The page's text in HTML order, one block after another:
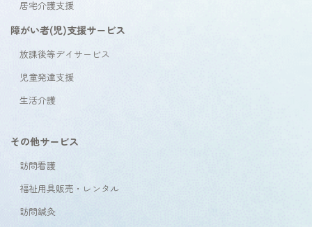
居宅介護支援
障がい者(児)支援サービス
放課後等デイサービス
児童発達支援
生活介護
その他サービス
訪問看護
福祉用具販売・レンタル
訪問鍼灸